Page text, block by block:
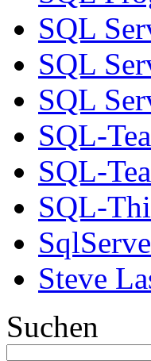
SQL
SQL
SQL
SQL-
SQL-
SQL-
Steve
Suchen